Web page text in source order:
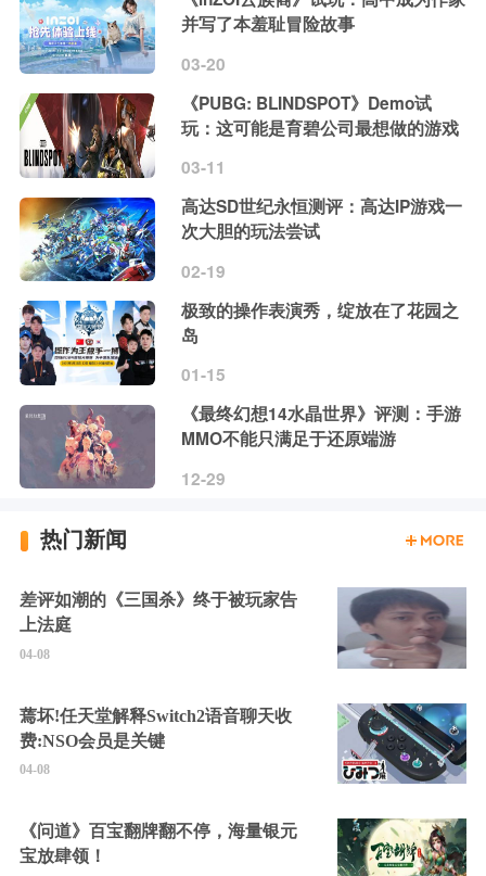
并写了本羞耻冒险故事
03-20
《PUBG: BLINDSPOT》Demo试
玩：这可能是育碧公司最想做的游戏
03-11
高达SD世纪永恒测评：高达IP游戏一
次大胆的玩法尝试
02-19
极致的操作表演秀，绽放在了花园之
岛
01-15
《最终幻想14水晶世界》评测：手游
MMO不能只满足于还原端游
12-29
热门新闻
差评如潮的《三国杀》终于被玩家告
上法庭
04-08
蔫坏!任天堂解释Switch2语音聊天收
费:NSO会员是关键
04-08
《问道》百宝翻牌翻不停，海量银元
宝放肆领！